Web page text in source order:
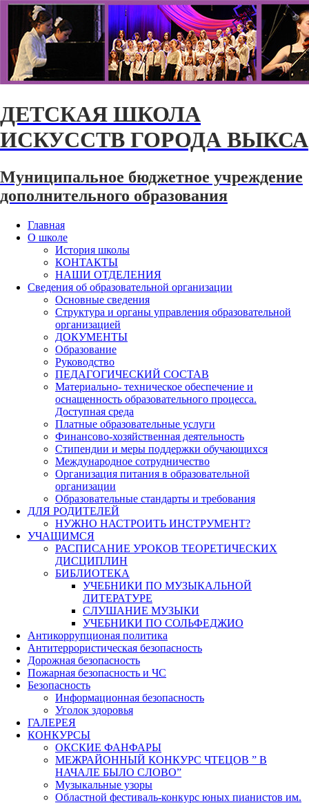
ДЕТСКАЯ ШКОЛА
ИСКУССТВ ГОРОДА ВЫКСА
Муниципальное бюджетное учреждение
дополнительного образования
Главная
О школе
История школы
КОНТАКТЫ
НАШИ ОТДЕЛЕНИЯ
Сведения об образовательной организации
Основные сведения
Структура и органы управления образовательной
организацией
ДОКУМЕНТЫ
Образование
Руководство
ПЕДАГОГИЧЕСКИЙ СОСТАВ
Материально- техническое обеспечение и
оснащенность образовательного процесса.
Доступная среда
Платные образовательные услуги
Финансово-хозяйственная деятельность
Стипендии и меры поддержки обучающихся
Международное сотрудничество
Организация питания в образовательной
организации
Образовательные стандарты и требования
ДЛЯ РОДИТЕЛЕЙ
НУЖНО НАСТРОИТЬ ИНСТРУМЕНТ?
УЧАЩИМСЯ
РАСПИСАНИЕ УРОКОВ ТЕОРЕТИЧЕСКИХ
ДИСЦИПЛИН
БИБЛИОТЕКА
УЧЕБНИКИ ПО МУЗЫКАЛЬНОЙ
ЛИТЕРАТУРЕ
СЛУШАНИЕ МУЗЫКИ
УЧЕБНИКИ ПО СОЛЬФЕДЖИО
Антикоррупционая политика
Антитеррористическая безопасность
Дорожная безопасность
Пожарная безопасность и ЧС
Безопасность
Информационная безопасность
Уголок здоровья
ГАЛЕРЕЯ
КОНКУРСЫ
ОКСКИЕ ФАНФАРЫ
МЕЖРАЙОННЫЙ КОНКУРС ЧТЕЦОВ ” В
НАЧАЛЕ БЫЛО СЛОВО”
Музыкальные узоры
Областной фестиваль-конкурс юных пианистов им.